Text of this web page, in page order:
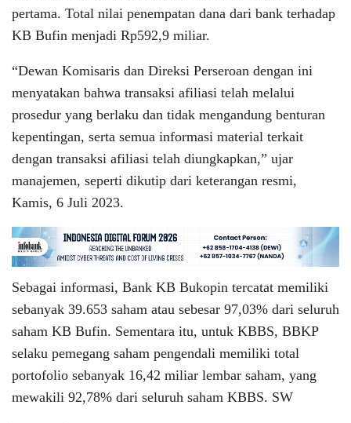
pertama. Total nilai penempatan dana dari bank terhadap
KB Bufin menjadi Rp592,9 miliar.
“Dewan Komisaris dan Direksi Perseroan dengan ini
menyatakan bahwa transaksi afiliasi telah melalui
prosedur yang berlaku dan tidak mengandung benturan
kepentingan, serta semua informasi material terkait
dengan transaksi afiliasi telah diungkapkan,” ujar
manajemen, seperti dikutip dari keterangan resmi,
Kamis, 6 Juli 2023.
Sebagai informasi, Bank KB Bukopin tercatat memiliki
sebanyak 39.653 saham atau sebesar 97,03% dari seluruh
saham KB Bufin. Sementara itu, untuk KBBS, BBKP
selaku pemegang saham pengendali memiliki total
portofolio sebanyak 16,42 miliar lembar saham, yang
mewakili 92,78% dari seluruh saham KBBS. SW